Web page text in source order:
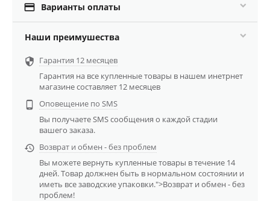
 Варианты оплаты
Наши преимушества
 Гарантия 12 месяцев
Гарантия на все купленные товары в нашем инетрнет
магазине составляет 12 месяцев

Оповещение по SMS
Вы получаете SMS сообщения о каждой стадии
вашего заказа.
 Возврат и обмен - без проблем
Вы можете вернуть купленные товары в течение 14
дней. Товар должнен быть в нормальном состоянии и
иметь все заводские упаковки.">Возврат и обмен - без
проблем!